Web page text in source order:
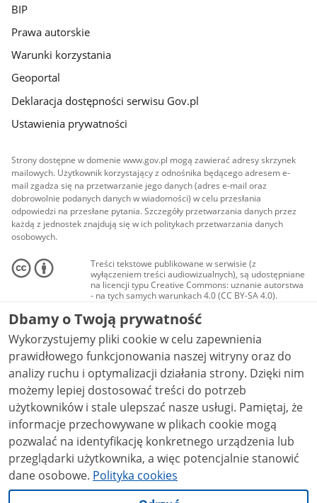
BIP
Prawa autorskie
Warunki korzystania
Geoportal
Deklaracja dostępności serwisu Gov.pl
Ustawienia prywatności
Strony dostępne w domenie www.gov.pl mogą zawierać adresy skrzynek
mailowych. Użytkownik korzystający z odnośnika będącego adresem e-
mail zgadza się na przetwarzanie jego danych (adres e-mail oraz
dobrowolnie podanych danych w wiadomości) w celu przesłania
odpowiedzi na przesłane pytania. Szczegóły przetwarzania danych przez
każdą z jednostek znajdują się w ich politykach przetwarzania danych
osobowych.
Treści tekstowe publikowane w serwisie (z
wyłączeniem treści audiowizualnych), są udostępniane
na licencji typu Creative Commons: uznanie autorstwa
- na tych samych warunkach 4.0 (CC BY-SA 4.0).
Materiały audiowizualne, w tym zdjęcia, materiały
audio i wideo, są udostępniane na licencji typu
Creative Commons: uznanie autorstwa użycie
niekomercyjne - bez utworów zależnych 4.0 (CC BY-
NC-ND 4.0), o ile nie jest to stwierdzone inaczej.
Dbamy o Twoją prywatność
Wykorzystujemy pliki cookie w celu zapewnienia
prawidłowego funkcjonowania naszej witryny oraz do
analizy ruchu i optymalizacji działania strony. Dzięki nim
możemy lepiej dostosować treści do potrzeb
użytkowników i stale ulepszać nasze usługi. Pamiętaj, że
informacje przechowywane w plikach cookie mogą
pozwalać na identyfikację konkretnego urządzenia lub
przeglądarki użytkownika, a więc potencjalnie stanowić
dane osobowe. Polityka cookies